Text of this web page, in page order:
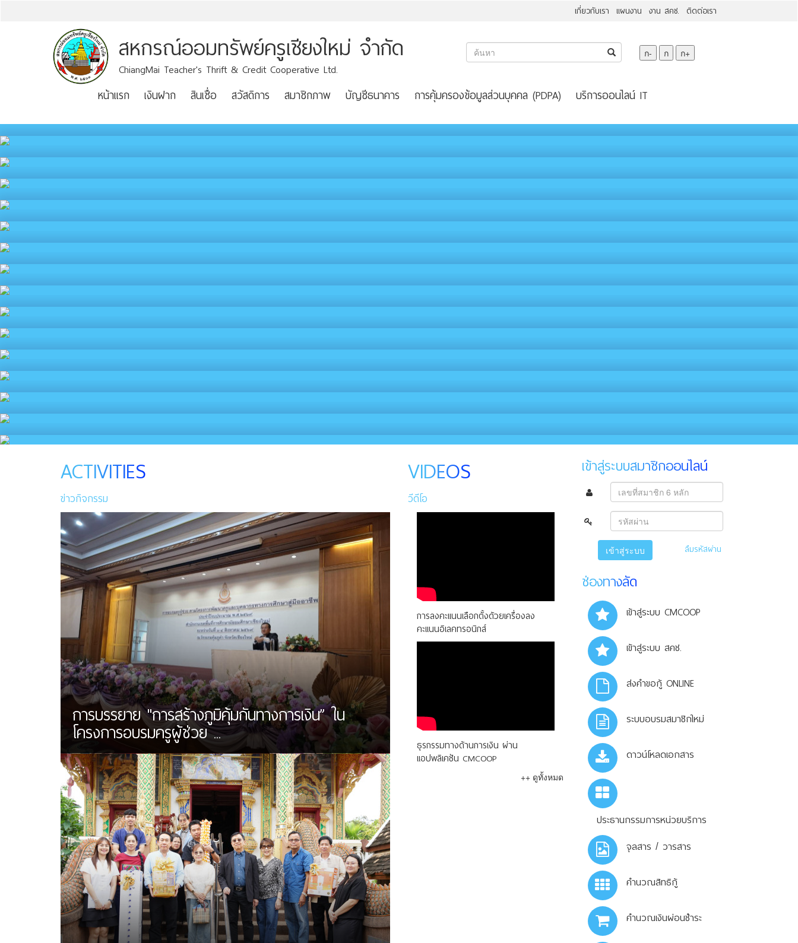
เกี่ยวกับเรา แผนงาน งาน สคช. ติดต่อเรา
สหกรณ์ออมทรัพย์ครูเชียงใหม่ จำกัด
ChiangMai Teacher's Thrift & Credit Cooperative Ltd.
ก- ก ก+
หน้าแรก เงินฝาก สินเชื่อ สวัสดิการ สมาชิกภาพ บัญชีธนาคาร การคุ้มครองข้อมูลส่วนบุคคล (PDPA) บริการออนไลน์ IT
ACTIVITIES
ข่าวกิจกรรม
การบรรยาย "การสร้างภูมิคุ้มกันทางการเงิน” ใน
โครงการอบรมครูผู้ช่วย ...
VIDEOS
วีดีโอ
การลงคะแนนเลือกตั้งด้วยเครื่องลง
คะแนนอิเลคทรอนิกส์
ธุรกรรมทางด้านการเงิน ผ่าน
แอปพลิเคชัน CMCOOP
++ ดูทั้งหมด
เข้าสู่ระบบสมาชิกออนไลน์
เข้าสู่ระบบ ลืมรหัสผ่าน
ช่องทางลัด
เข้าสู่ระบบ CMCOOP
เข้าสู่ระบบ สคช.
ส่งคำขอกู้ ONLINE
ระบบอบรมสมาชิกใหม่
ดาวน์โหลดเอกสาร
ประธานกรรมการหน่วยบริการ
จุลสาร / วารสาร
คำนวณสิทธิกู้
คำนวณเงินผ่อนชำระ